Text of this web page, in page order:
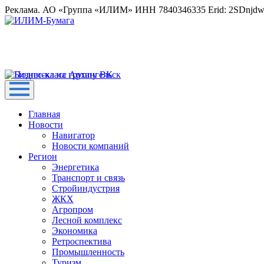
Реклама. АО «Группа «ИЛИМ» ИНН 7840346335 Erid:
Главная
Новости
Навигатор
Новости компаний
Регион
Энергетика
Транспорт и связь
Стройиндустрия
ЖКХ
Агропром
Лесной комплекс
Экономика
Ретроспектива
Промышленность